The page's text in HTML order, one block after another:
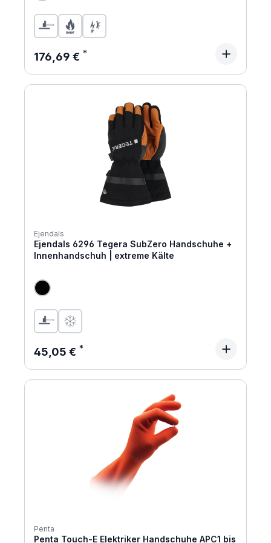
Regulärer Preis:
176,69 €
Ejendals
Ejendals 6296 Tegera SubZero Handschuhe +
Innenhandschuh | extreme Kälte
Regulärer Preis:
45,05 €
Penta
Penta Touch-E Elektriker Handschuhe APC1 bis